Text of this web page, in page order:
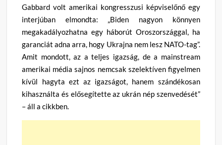
Gabbard volt amerikai kongresszusi képviselőnő egy
interjúban elmondta: „Biden nagyon könnyen
megakadályozhatna egy háborút Oroszországgal, ha
garanciát adna arra, hogy Ukrajna nem lesz NATO-tag”.
Amit mondott, az a teljes igazság, de a mainstream
amerikai média sajnos nemcsak szelektíven figyelmen
kívül hagyta ezt az igazságot, hanem szándékosan
kihasználta és elősegítette az ukrán nép szenvedését”
– áll a cikkben.